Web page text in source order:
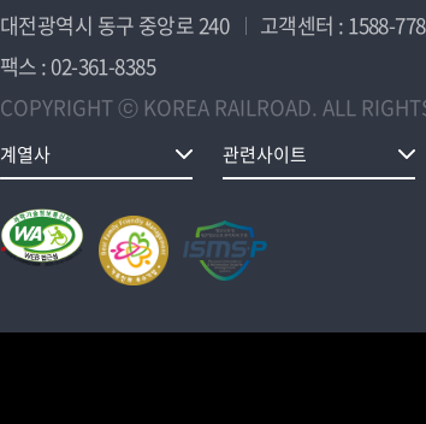
대전광역시 동구 중앙로 240
고객센터 : 1588-
팩스 : 02-361-8385
COPYRIGHT ⓒ KOREA RAILROAD. ALL
계열사 관련사이트